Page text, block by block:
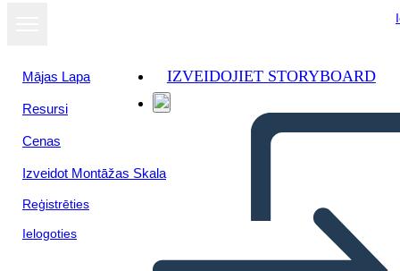
Mājas Lapa
Resursi
Cenas
Izveidot Montāžas Skala
Reģistrēties
Ielogoties
IZVEIDOJIET STORYBOARD